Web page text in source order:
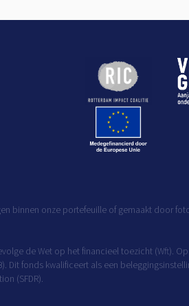
binnen onze portefeuille of gemaakt door
de Wet op het financieel toezicht (Wft).
Dit fonds kwalificeert als een
(SFDR).